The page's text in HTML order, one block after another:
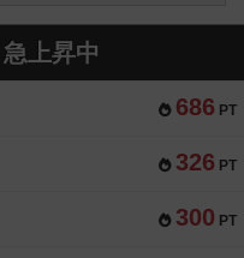
上昇中
686 PT
326 PT
300 PT